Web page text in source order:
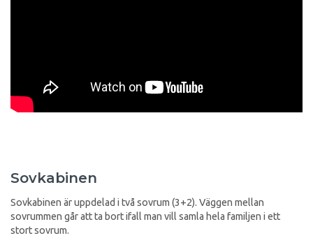
Sovkabinen
Sovkabinen är uppdelad i två sovrum (3+2). Väggen mellan
sovrummen går att ta bort ifall man vill samla hela familjen i ett
stort sovrum.